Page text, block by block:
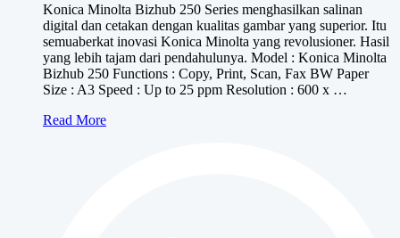
adalah:
Rp9,000,000.
ini
adalah:
Rp6,500,000.
Konica Minolta Bizhub 250 Series menghasilkan salinan
digital dan cetakan dengan kualitas gambar yang superior. Itu
semuaberkat inovasi Konica Minolta yang revolusioner. Hasil
yang lebih tajam dari pendahulunya. Model : Konica Minolta
Bizhub 250 Functions : Copy, Print, Scan, Fax BW Paper
Size : A3 Speed : Up to 25 ppm Resolution : 600 x …
Konica
Read More